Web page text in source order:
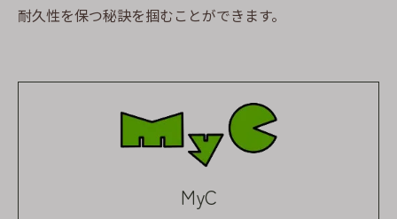
耐久性を保つ秘訣を掴むことができます。
MyC